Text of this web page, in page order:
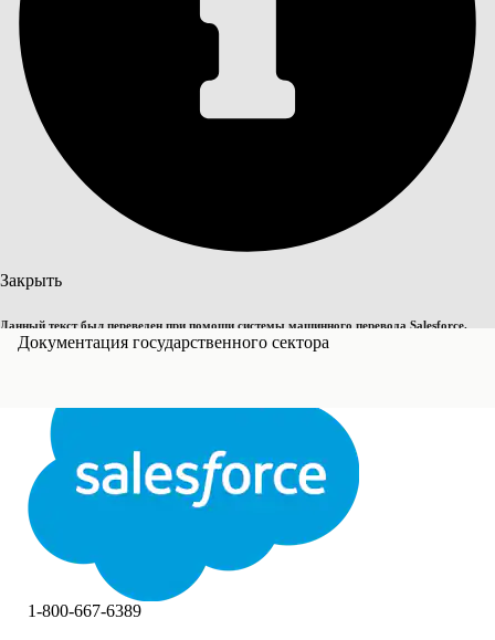
Закрыть
Данный текст был переведен при помощи системы машинного перевода Salesforce.
Дополнительные сведения см.здесь.
Переключить на английский
Закрыть
Документация государственного сектора
1-800-667-6389